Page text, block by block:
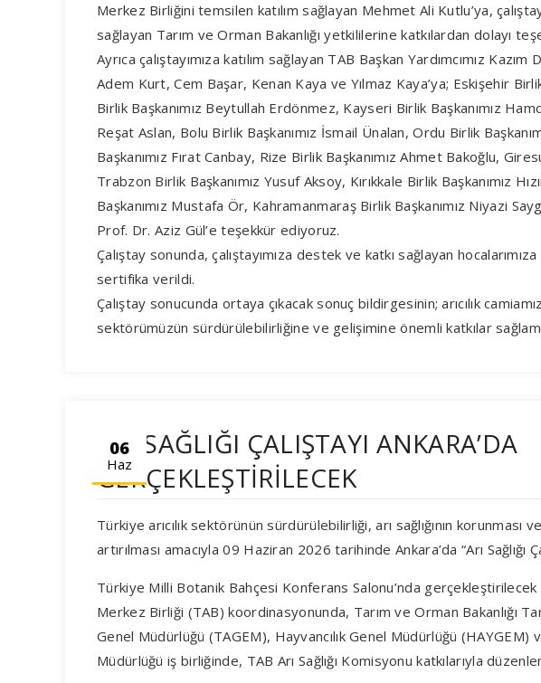
Merkez Birliğini temsilen katılım sağlayan Mehmet Ali Kutlu’ya,
sağlayan Tarım ve Orman Bakanlığı yetkililerine katkılardan dolayı
Ayrıca çalıştayımıza katılım sağlayan TAB Başkan Yardımcımız
Adem Kurt, Cem Başar, Kenan Kaya ve Yılmaz Kaya’ya; Eskişehir Birlik
Birlik Başkanımız Beytullah Erdönmez, Kayseri Birlik Başkanımız
Reşat Aslan, Bolu Birlik Başkanımız İsmail Ünalan, Ordu Birlik
Başkanımız Fırat Canbay, Rize Birlik Başkanımız Ahmet Bakoğlu,
Trabzon Birlik Başkanımız Yusuf Aksoy, Kırıkkale Birlik Başkanımız
Başkanımız Mustafa Ör, Kahramanmaraş Birlik Başkanımız Niyazi
Prof. Dr. Aziz Gül’e teşekkür ediyoruz.
Çalıştay sonunda, çalıştayımıza destek ve katkı sağlayan
sertifika verildi.
Çalıştay sonucunda ortaya çıkacak sonuç bildirgesinin; arıcılık
sektörümüzün sürdürülebilirliğine ve gelişimine önemli katkılar
06
Haz
ARI SAĞLIĞI ÇALIŞTAYI ANKARA’DA
GERÇEKLEŞTİRİLECEK
Türkiye arıcılık sektörünün sürdürülebilirliği, arı sağlığının
artırılması amacıyla 09 Haziran 2026 tarihinde Ankara’da “Arı Sağlığı
Türkiye Milli Botanik Bahçesi Konferans Salonu’nda gerçekleştirilecek
Merkez Birliği (TAB) koordinasyonunda, Tarım ve Orman Bakanlığı
Genel Müdürlüğü (TAGEM), Hayvancılık Genel Müdürlüğü (HAYGEM)
Müdürlüğü iş birliğinde, TAB Arı Sağlığı Komisyonu katkılarıyla